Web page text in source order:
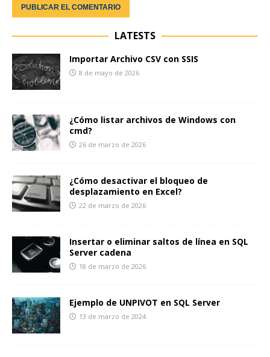
LATESTS
Importar Archivo CSV con SSIS
8 de mayo de 2026
¿Cómo listar archivos de Windows con
cmd?
26 de marzo de 2026
¿Cómo desactivar el bloqueo de
desplazamiento en Excel?
22 de marzo de 2026
Insertar o eliminar saltos de línea en SQL
Server cadena
18 de marzo de 2026
Ejemplo de UNPIVOT en SQL Server
13 de marzo de 2024